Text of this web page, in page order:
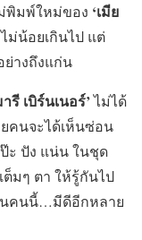
พิมพ์ใหม่ของ ‘เมีย
ม่น้อยเกินไป แต่
างถึงแก่น
ารี เบิร์นเนอร์’ไม่ได้
คนจะได้เห็นซ่อน
ะ ปัง แน่น ในชุด
ต็มๆ ตา ให้รู้กันไป
นคนนี้…มีดีอีกหลาย